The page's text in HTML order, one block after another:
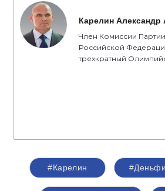
Карелин Александр
Член Комиссии
Российской
трехкратный
#Карелин